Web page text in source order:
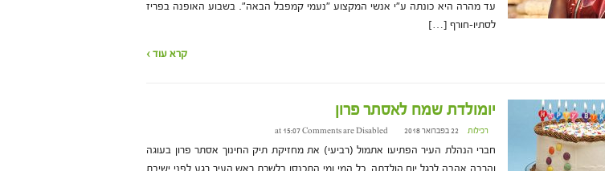
עד מהרה היא כונתה ע"י אנשי המקצוע "נעמי קמפבל הבאה". בשבוע האופנה בפריז
לסתיו-חורף […]
קרא עוד ›
יומולדת שמח לאסתר פרון
רכילות 22 בפברואר 2018 at 15:07 Comments are Disabled
חברי הנהלת העיר הפתיעו אתמול (רביעי) את מחזיקת תיק החינוך אסתר פרון בעוגה